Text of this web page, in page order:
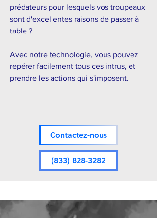
prédateurs pour lesquels vos troupeaux
sont d'excellentes raisons de passer à
table ?
Avec notre technologie, vous pouvez
repérer facilement tous ces intrus, et
prendre les actions qui s'imposent.
Contactez-nous
(833) 828-3282